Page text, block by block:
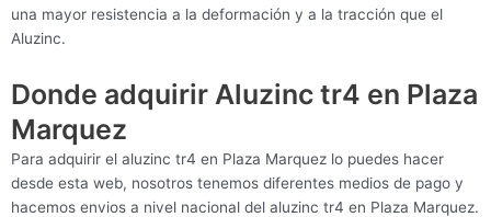
una mayor resistencia a la deformación y a la tracción que el
Aluzinc.
Donde adquirir Aluzinc tr4 en Plaza
Marquez
Para adquirir el aluzinc tr4 en Plaza Marquez lo puedes hacer
desde esta web, nosotros tenemos diferentes medios de pago y
hacemos envios a nivel nacional del aluzinc tr4 en Plaza Marquez.